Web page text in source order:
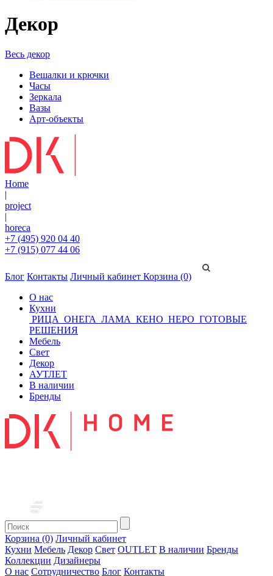
Декор
Весь декор
Вешалки и крючки
Часы
Зеркала
Вазы
Арт-объекты
Home
|
project
|
horeca
+7 (495) 920 04 40
+7 (915) 077 44 06
Блог Контакты Личный кабинет Корзина (0)
О нас
Кухни
РИЦА ОНЕГА ЛАМА КЕНО НЕРО ГОТОВЫЕ
РЕШЕНИЯ
Мебель
Свет
Декор
АУТЛЕТ
В наличии
Бренды
Корзина (0) Личный кабинет
Кухни Мебель Декор Свет OUTLET В наличии Бренды
Коллекции Дизайнеры
О нас Сотрудничество Блог Контакты